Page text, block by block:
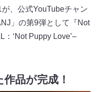
、公式YouTubeチャン
」の第9弾として『Not
‘Not Puppy Love’–
品が完成！